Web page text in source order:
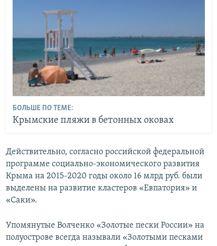
БОЛЬШЕ ПО ТЕМЕ:
Крымские пляжи в бетонных оковах
Действительно, согласно российской федеральной
программе социально-экономического развития
Крыма на 2015-2020 годы около 16 млрд руб. были
выделены на развитие кластеров «Евпатория» и
«Саки».
Упомянутые Волченко «Золотые пески России» на
полуострове всегда называли «Золотыми песками